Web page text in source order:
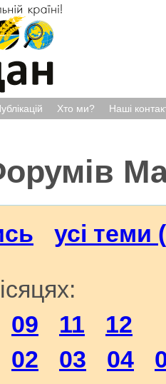
Хто ми? Наші
усі теми
09 11
12
02 03 04